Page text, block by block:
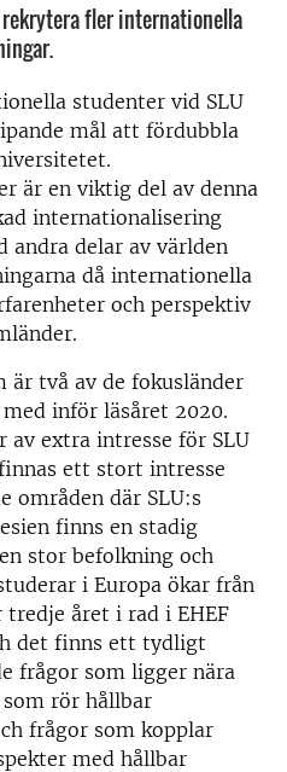
fler internationella
studenter vid SLU
mål att fördubbla
är en viktig del av denna
internationalisering
andra delar av världen
då internationella
och perspektiv
är två av de fokusländer
inför läsåret 2020.
av extra intresse för SLU
ett stort intresse
områden där SLU:s
finns en stadig
stor befolkning och
i Europa ökar från
året i rad i EHEF
det finns ett tydligt
frågor som ligger nära
rör hållbar
frågor som kopplar
med hållbar